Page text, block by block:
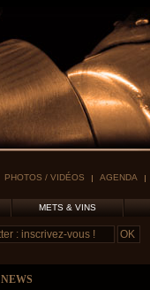
PHOTOS / VIDÉOS AGENDA
METS & VINS
NEWS